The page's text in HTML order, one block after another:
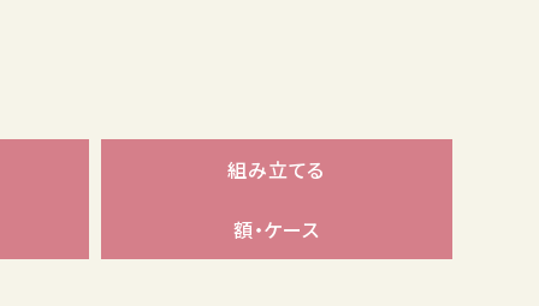
組み立てる
額・ケース